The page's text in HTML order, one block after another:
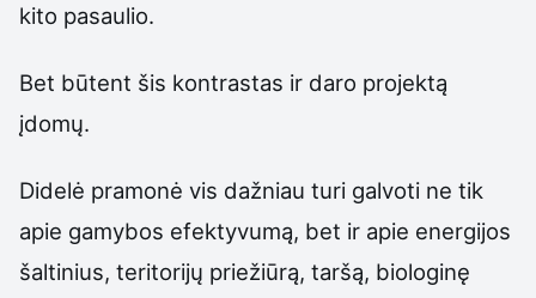
kito pasaulio.
Bet būtent šis kontrastas ir daro projektą
įdomų.
Didelė pramonė vis dažniau turi galvoti ne tik
apie gamybos efektyvumą, bet ir apie energijos
šaltinius, teritorijų priežiūrą, taršą, biologinę